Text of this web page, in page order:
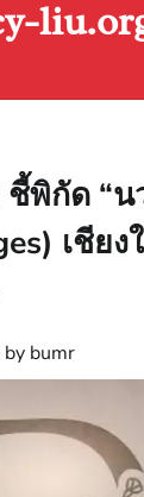
พิกัด “
เชีย
by bumr